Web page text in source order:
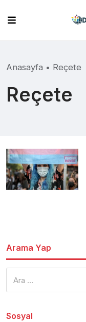
content
Anasayfa • Reçete
Reçete
Arama Yap
Sosyal